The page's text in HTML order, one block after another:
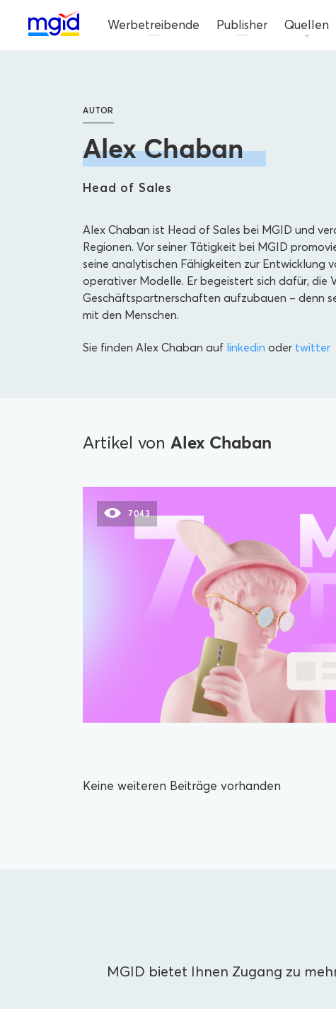
Werbetreibende Publisher Quellen
AUTOR
Alex Chaban
Head of Sales
Alex Chaban ist Head of Sales bei MGID und
Regionen. Vor seiner Tätigkeit bei MGID
seine analytischen Fähigkeiten zur Entwicklung
operativer Modelle. Er begeistert sich dafür, die
Geschäftspartnerschaften aufzubauen – denn
mit den Menschen.
Sie finden Alex Chaban auf linkedin oder twitter
Artikel von Alex Chaban
7043
Keine weiteren Beiträge vorhanden
MGID bietet Ihnen Zugang zu